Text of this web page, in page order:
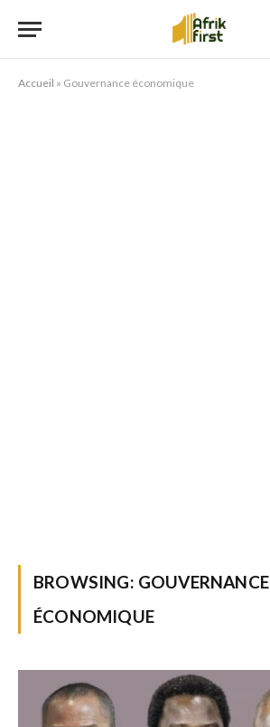
Accueil » Gouvernance économique
BROWSING: GOUVERNANCE
ÉCONOMIQUE